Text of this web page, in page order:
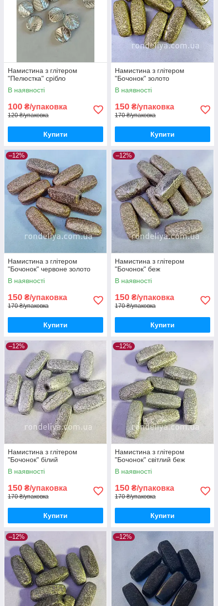
Намистина з глітером
"Пелюстка" срібло
В наявності
100 ₴/упаковка
120 ₴/упаковка
Купити
Намистина з глітером
"Бочонок" золото
В наявності
150 ₴/упаковка
170 ₴/упаковка
Купити
–12%
Намистина з глітером
"Бочонок" червоне золото
В наявності
150 ₴/упаковка
170 ₴/упаковка
Купити
–12%
Намистина з глітером
"Бочонок" беж
В наявності
150 ₴/упаковка
170 ₴/упаковка
Купити
–12%
Намистина з глітером
"Бочонок" білий
В наявності
150 ₴/упаковка
170 ₴/упаковка
Купити
–12%
Намистина з глітером
"Бочонок" світлий беж
В наявності
150 ₴/упаковка
170 ₴/упаковка
Купити
–12% –12%